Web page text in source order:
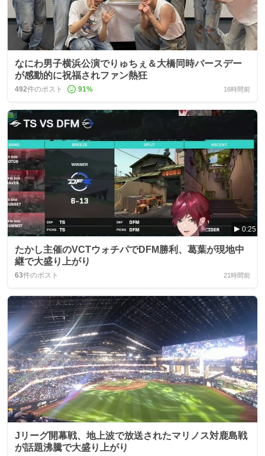
なにわ男子横浜公演でりゅちぇ＆大橋同時バースデー
が感動的に祝福されファン熱狂
492件のポスト 91% 16時間前
0:25
たかし主催のVCTウォチパでDFM勝利、葛葉が現地中
継で大盛り上がり
63件のポスト 21時間前
Jリーグ開幕戦、地上波で放送されたマリノス対鹿島戦
が話題沸騰で大盛り上がり